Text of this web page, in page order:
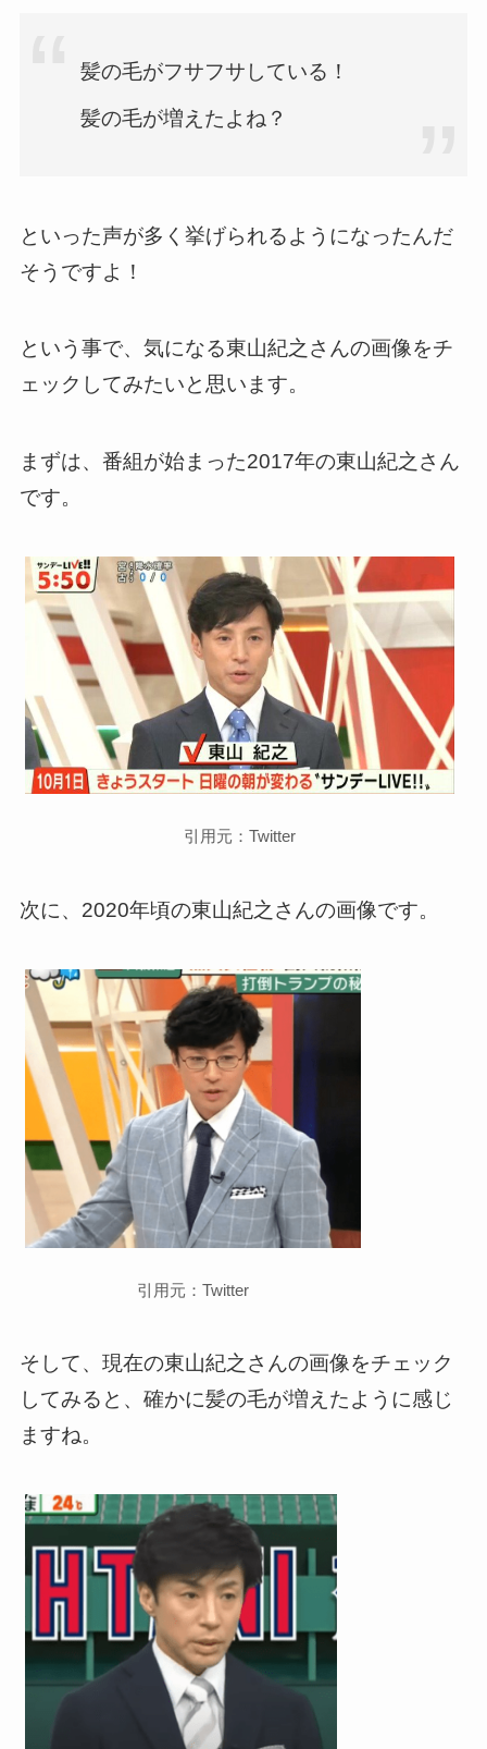
髪の毛がフサフサしている！
髪の毛が増えたよね？
といった声が多く挙げられるようになったんだ
そうですよ！
という事で、気になる東山紀之さんの画像をチ
ェックしてみたいと思います。
まずは、番組が始まった2017年の東山紀之さん
です。
引用元：Twitter
次に、2020年頃の東山紀之さんの画像です。
引用元：Twitter
そして、現在の東山紀之さんの画像をチェック
してみると、確かに髪の毛が増えたように感じ
ますね。